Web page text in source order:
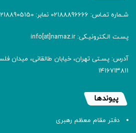
شـماره تمـاس: 02188896666 نمابر: 02188905150
پسـت الـکترونیـکی: info[at]namaz.ir
۱۴۱۶۷۱۳۸۱۱
پیوندها
دفتر مقام معظم رهبری